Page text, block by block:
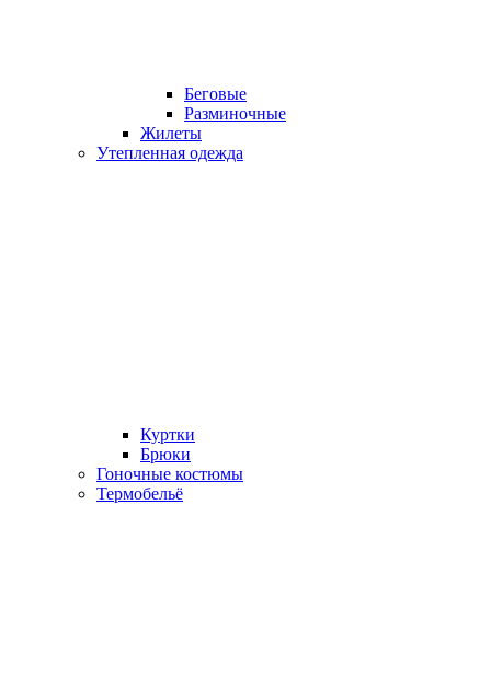
Беговые
Разминочные
Жилеты
Утепленная одежда
Куртки
Брюки
Гоночные костюмы
Термобельё